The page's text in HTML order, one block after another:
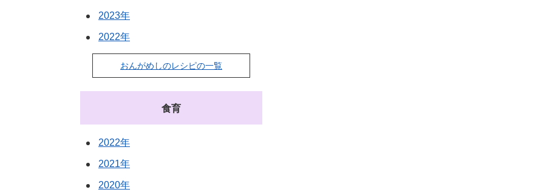
2023年
2022年
おんがめしのレシピの一覧
食育
2022年
2021年
2020年